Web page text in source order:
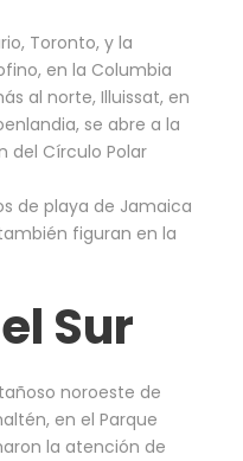
Toronto, y la
en la Columbia
al norte, Illuissat, en
se abre a la
del Círculo Polar
de playa de Jamaica
figuran en la
Sur
noroeste de
en el Parque
la atención de